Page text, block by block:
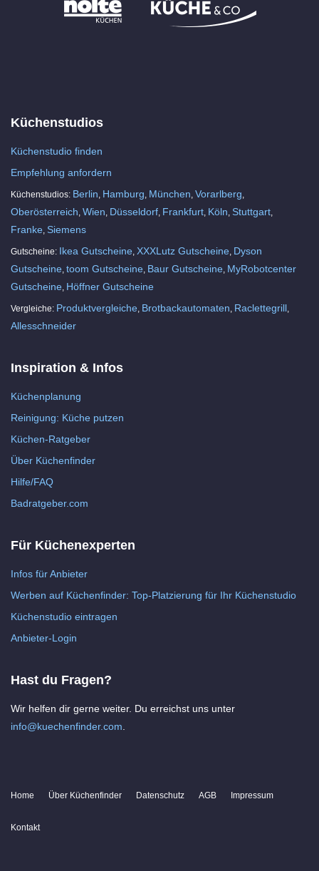
Küchenstudios
Küchenstudio finden
Empfehlung anfordern
Küchenstudios: Berlin Hamburg München Vorarlberg
Oberösterreich Wien Düsseldorf Frankfurt Köln Stuttgart
Franke Siemens
Gutscheine: Ikea Gutscheine XXXLutz Gutscheine Dyson
Gutscheine toom Gutscheine Baur Gutscheine MyRobotcenter
Gutscheine Höffner Gutscheine
Vergleiche: Produktvergleiche Brotbackautomaten Raclettegrill
Allesschneider
Inspiration & Infos
Küchenplanung
Reinigung: Küche putzen
Küchen-Ratgeber
Über Küchenfinder
Hilfe/FAQ
Badratgeber.com
Für Küchenexperten
Infos für Anbieter
Werben auf Küchenfinder: Top-Platzierung für Ihr Küchenstudio
Küchenstudio eintragen
Anbieter-Login
Hast du Fragen?
Wir helfen dir gerne weiter. Du erreichst uns unter
info@kuechenfinder.com
Home Über Küchenfinder Datenschutz AGB Impressum
Kontakt